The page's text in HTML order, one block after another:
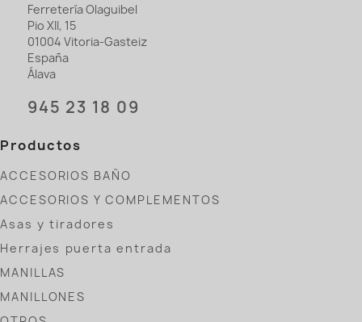
Ferretería Olaguibel
Pio XII, 15
01004 Vitoria-Gasteiz
España
Álava
945 23 18 09
Productos
ACCESORIOS BAÑO
ACCESORIOS Y COMPLEMENTOS
Asas y tiradores
Herrajes puerta entrada
MANILLAS
MANILLONES